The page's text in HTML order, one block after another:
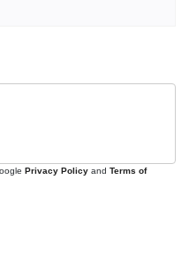
Privacy Policy and Terms of